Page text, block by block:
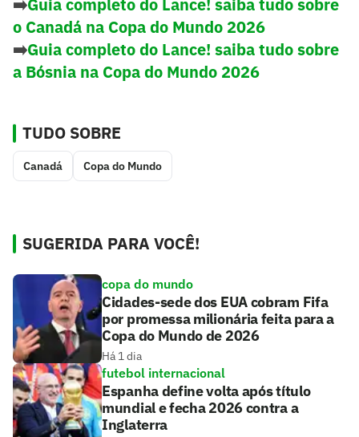
➡️Guia completo do Lance! saiba tudo sobre
o Canadá na Copa do Mundo 2026
➡️Guia completo do Lance! saiba tudo sobre
a Bósnia na Copa do Mundo 2026
TUDO SOBRE
Canadá Copa do Mundo
SUGERIDA PARA VOCÊ!
copa do mundo
Cidades-sede dos EUA cobram Fifa
por promessa milionária feita para a
Copa do Mundo de 2026
Há 1 dia
futebol internacional
Espanha define volta após título
mundial e fecha 2026 contra a
Inglaterra